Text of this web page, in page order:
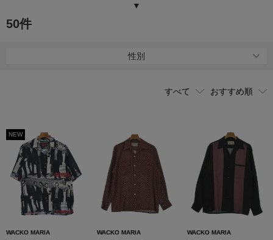
とし込み、妥協のない物作りと独自のオリジナリティを表現する。
トウキョウ）」を東京・中目黒（池尻）にオープンしている。
▼
50件
性別
NEW
WACKO MARIA
WACKO MARIA
WACKO MARIA